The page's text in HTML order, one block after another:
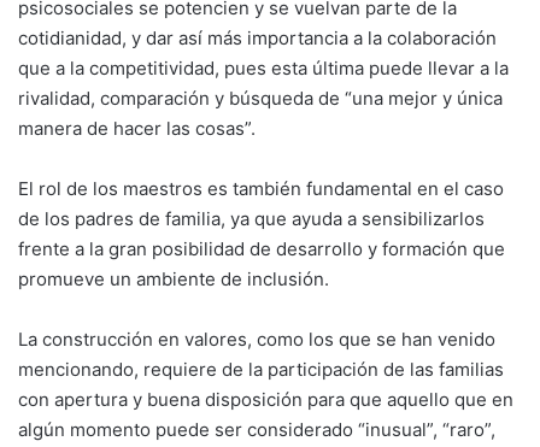
psicosociales se potencien y se vuelvan parte de la
cotidianidad, y dar así más importancia a la colaboración
que a la competitividad, pues esta última puede llevar a la
rivalidad, comparación y búsqueda de “una mejor y única
manera de hacer las cosas”.
El rol de los maestros es también fundamental en el caso
de los padres de familia, ya que ayuda a sensibilizarlos
frente a la gran posibilidad de desarrollo y formación que
promueve un ambiente de inclusión.
La construcción en valores, como los que se han venido
mencionando, requiere de la participación de las familias
con apertura y buena disposición para que aquello que en
algún momento puede ser considerado “inusual”, “raro”,